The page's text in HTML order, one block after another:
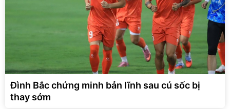
Đình Bắc chứng minh bản lĩnh sau cú sốc bị
thay sớm